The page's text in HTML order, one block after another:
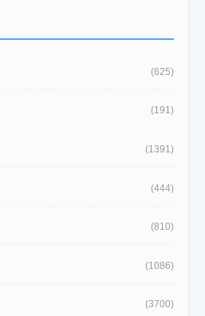
(625)
(191)
(1391)
(444)
(810)
(1086)
(3700)